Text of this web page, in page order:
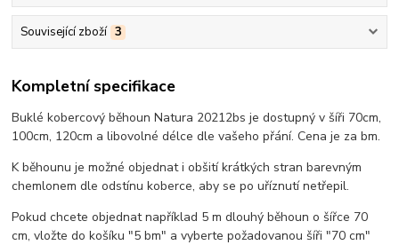
Související zboží 3
Kompletní specifikace
Buklé kobercový běhoun Natura 20212bs je dostupný v šíři 70cm,
100cm, 120cm a libovolné délce dle vašeho přání. Cena je za bm.
K běhounu je možné objednat i obšití krátkých stran barevným
chemlonem dle odstínu koberce, aby se po uříznutí netřepil.
Pokud chcete objednat například 5 m dlouhý běhoun o šířce 70
cm, vložte do košíku "5 bm" a vyberte požadovanou šíři "70 cm"